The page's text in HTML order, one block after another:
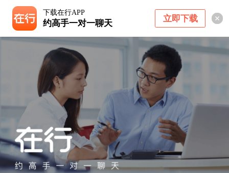
下载在行APP
约高手一对一聊天 立即下载